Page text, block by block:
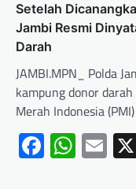
Setelah
Jambi Resmi
Darah
JAMBI.MPN_ Polda
kampung donor
Merah Indonesia